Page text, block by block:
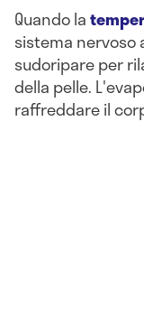
Quando la
sistema nervoso
sudoripare per
della pelle.
raffreddare il